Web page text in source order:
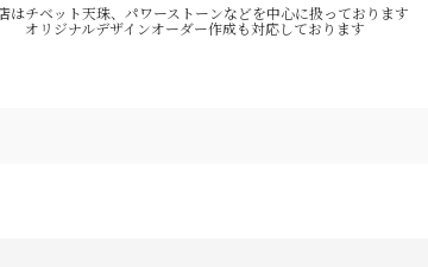
はチベット天珠、パワーストーンなどを中心に扱っております
オリジナルデザインオーダー作成も対応しております